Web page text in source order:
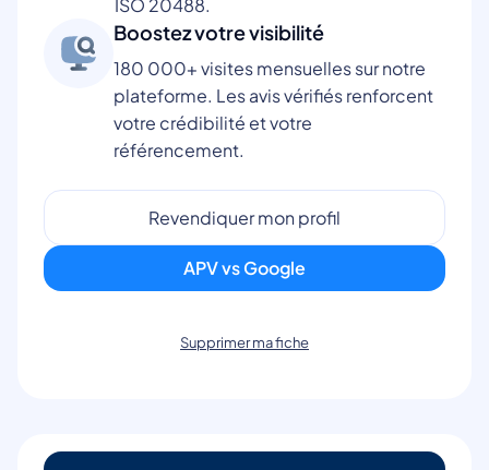
ISO 20488.
Boostez votre visibilité
180 000+ visites mensuelles sur notre
plateforme. Les avis vérifiés renforcent
votre crédibilité et votre
référencement.
Revendiquer mon profil
APV vs Google
Supprimer ma fiche